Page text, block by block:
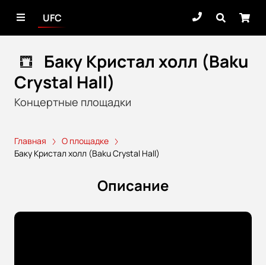
UFC
Баку Кристал холл (Baku
Crystal Hall)
Концертные площадки
Главная
О площадке
Баку Кристал холл (Baku Crystal Hall)
Описание